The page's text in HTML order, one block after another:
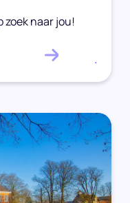
zoek naar jou!
.